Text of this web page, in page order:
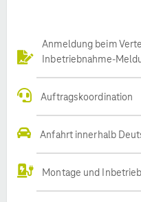
Anmeldung beim
Inbetriebnahme-
Auftragskoordination
Anfahrt innerhalb
Montage und